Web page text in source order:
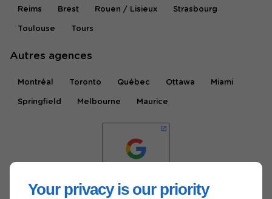
Your privacy is our priority
Reims Brest Rouen / Lisieux Strasbourg
Toulouse Tours
Autres agences
Montréal Toronto Québec Ottawa Miami
Springfield Melbourne Maurice